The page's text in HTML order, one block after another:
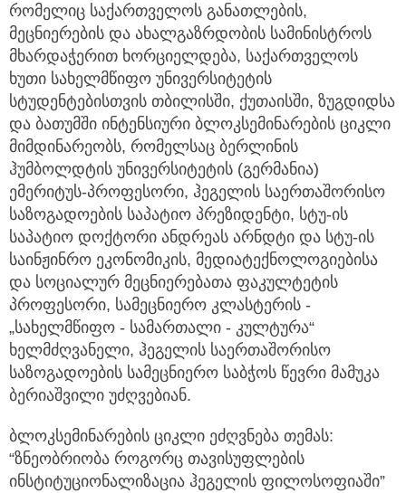
რომელიც საქართველოს განათლების,
მეცნიერების და ახალგაზრდობის სამინისტროს
მხარდაჭერით ხორციელდება, საქართველოს
ხუთი სახელმწიფო უნივერსიტეტის
სტუდენტებისთვის თბილისში, ქუთაისში, ზუგდიდსა
და ბათუმში ინტენსიური ბლოკსემინარების ციკლი
მიმდინარეობს, რომელსაც ბერლინის
ჰუმბოლდტის უნივერსიტეტის (გერმანია)
ემერიტუს-პროფესორი, ჰეგელის საერთაშორისო
საზოგადოების საპატიო პრეზიდენტი, სტუ-ის
საპატიო დოქტორი ანდრეას არნდტი და სტუ-ის
საინჟინრო ეკონომიკის, მედიატექნოლოგიებისა
და სოციალურ მეცნიერებათა ფაკულტეტის
პროფესორი, სამეცნიერო კლასტერის -
„სახელმწიფო - სამართალი - კულტურა“
ხელმძღვანელი, ჰეგელის საერთაშორისო
საზოგადოების სამეცნიერო საბჭოს წევრი მამუკა
ბერიაშვილი უძღვებიან.
ბლოკსემინარების ციკლი ეძღვნება თემას:
“ზნეობრიობა როგორც თავისუფლების
ინსტიტუციონალიზაცია ჰეგელის ფილოსოფიაში”